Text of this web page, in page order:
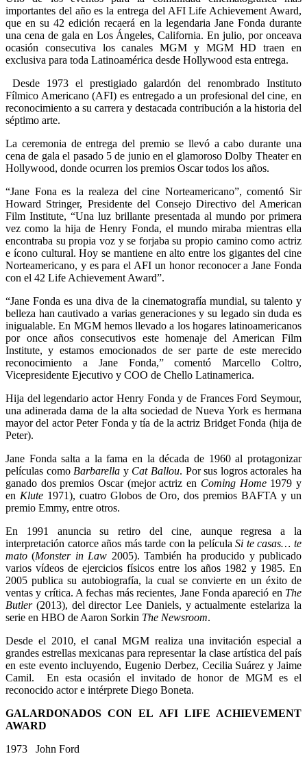
importantes del año es la entrega del AFI Life Achievement Award,
que en su 42 edición recaerá en la legendaria Jane Fonda durante
una cena de gala en Los Ángeles, California. En julio, por onceava
ocasión consecutiva los canales MGM y MGM HD traen en
exclusiva para toda Latinoamérica desde Hollywood esta entrega.
Desde 1973 el prestigiado galardón del renombrado Instituto
Fílmico Americano (AFI) es entregado a un profesional del cine, en
reconocimiento a su carrera y destacada contribución a la historia del
séptimo arte.
La ceremonia de entrega del premio se llevó a cabo durante una
cena de gala el pasado 5 de junio en el glamoroso Dolby Theater en
Hollywood, donde ocurren los premios Oscar todos los años.
“Jane Fona es la realeza del cine Norteamericano”, comentó Sir
Howard Stringer, Presidente del Consejo Directivo del American
Film Institute, “Una luz brillante presentada al mundo por primera
vez como la hija de Henry Fonda, el mundo miraba mientras ella
encontraba su propia voz y se forjaba su propio camino como actriz
e ícono cultural. Hoy se mantiene en alto entre los gigantes del cine
Norteamericano, y es para el AFI un honor reconocer a Jane Fonda
con el 42 Life Achievement Award”.
“Jane Fonda es una diva de la cinematografía mundial, su talento y
belleza han cautivado a varias generaciones y su legado sin duda es
inigualable. En MGM hemos llevado a los hogares latinoamericanos
por once años consecutivos este homenaje del American Film
Institute, y estamos emocionados de ser parte de este merecido
reconocimiento a Jane Fonda,” comentó Marcello Coltro,
Vicepresidente Ejecutivo y COO de Chello Latinamerica.
Hija del legendario actor Henry Fonda y de Frances Ford Seymour,
una adinerada dama de la alta sociedad de Nueva York es hermana
mayor del actor Peter Fonda y tía de la actriz Bridget Fonda (hija de
Peter).
Jane Fonda salta a la fama en la década de 1960 al protagonizar
películas como Barbarella y Cat Ballou. Por sus logros actorales ha
ganado dos premios Oscar (mejor actriz en Coming Home1979 y
en Klute1971), cuatro Globos de Oro, dos premios BAFTA y un
premio Emmy, entre otros.
En 1991 anuncia su retiro del cine, aunque regresa a la
interpretación catorce años más tarde con la películaSi te casas… te
mato (Monster in Law 2005). También ha producido y publicado
varios vídeos de ejercicios físicos entre los años 1982 y 1985. En
2005 publica su autobiografía, la cual se convierte en un éxito de
ventas y crítica. A fechas más recientes, Jane Fonda apareció en The
Butler(2013), del director Lee Daniels, y actualmente estelariza la
serie en HBO de Aaron Sorkin The Newsroom.
Desde el 2010, el canal MGM realiza una invitación especial a
grandes estrellas mexicanas para representar la clase artística del país
en este evento incluyendo, Eugenio Derbez, Cecilia Suárez y Jaime
Camil. En esta ocasión el invitado de honor de MGM es el
reconocido actor e intérprete Diego Boneta.
GALARDONADOS CON EL AFI LIFE ACHIEVEMENT
AWARD
1973 John Ford